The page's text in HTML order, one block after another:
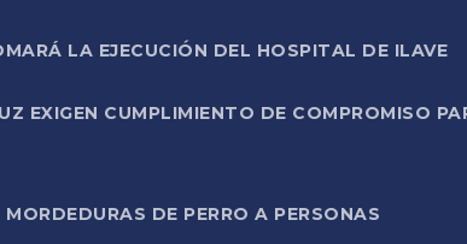
LA EJECUCIÓN DEL HOSPITAL DE ILAVE
EXIGEN CUMPLIMIENTO DE COMPROMISO
DE PERRO A PERSONAS